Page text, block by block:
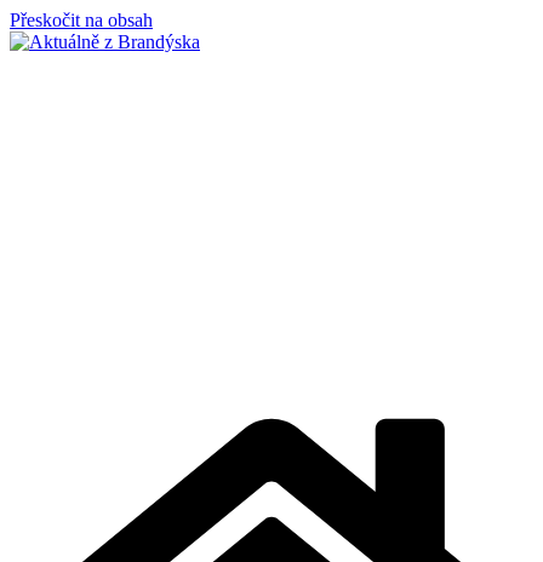
Přeskočit na obsah